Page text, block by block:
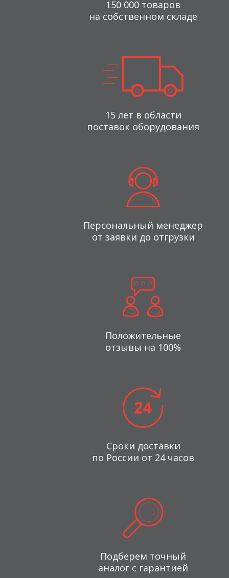
150 000 товаров
на собственном складе
15 лет в области
поставок оборудования
Персональный менеджер
от заявки до отгрузки
Положительные
отзывы на 100%
Сроки доставки
по России от 24 часов
Подберем точный
аналог с гарантией